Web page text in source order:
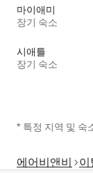
마이애미
장기 숙소
시애틀
장기 숙소
* 특정 지역 및 숙
에어비앤비